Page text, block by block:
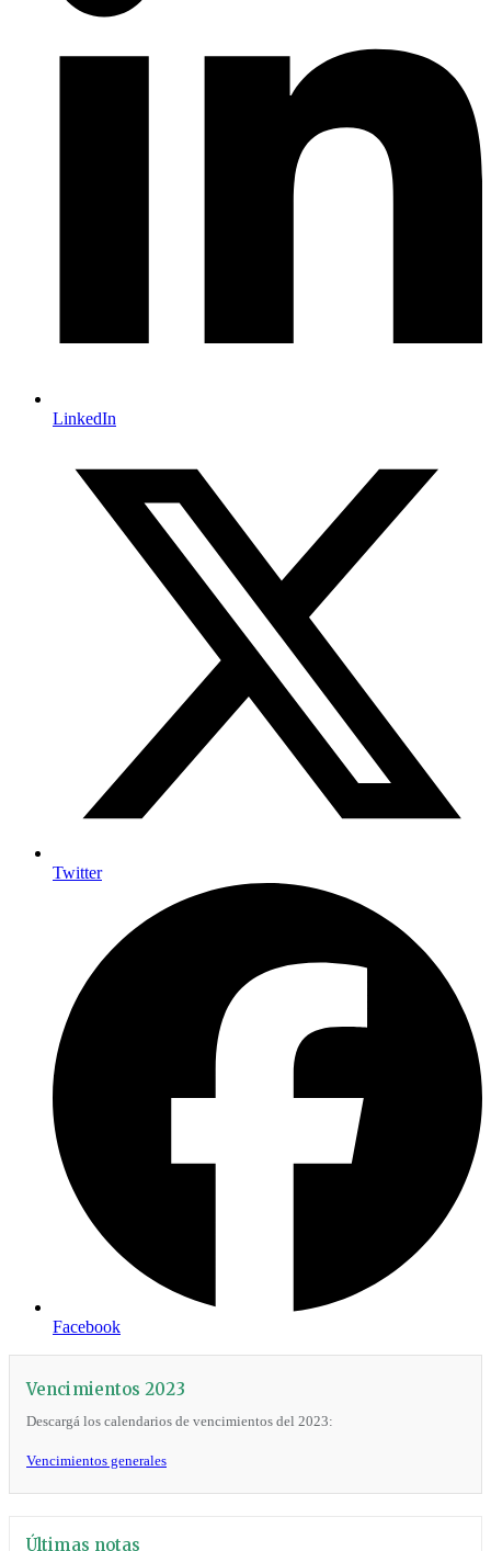
LinkedIn
Twitter
Facebook
Vencimientos 2023
Descargá los calendarios de vencimientos del 2023:
Vencimientos generales
Últimas notas